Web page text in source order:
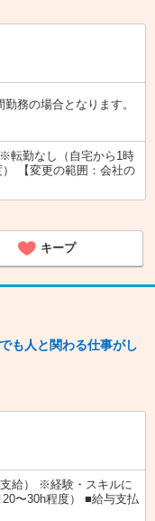
務の場合となります。
勤なし（自宅から1時
【変更の範囲：会社の
キープ
も人と関わる仕事がし
給） ※経験・スキルに
〜30h程度） ■給与支払